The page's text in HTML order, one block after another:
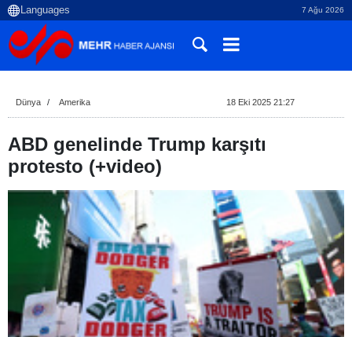
7 Ağu 2026
Dünya Amerika 18 Eki 2025 21:27
ABD genelinde Trump karşıtı
protesto (+video)